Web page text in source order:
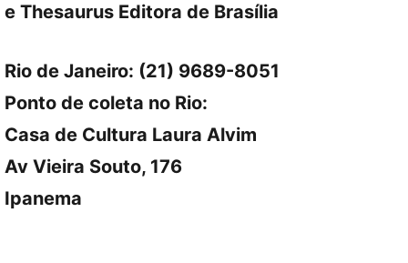
e Thesaurus Editora de Brasília
Rio de Janeiro: (21) 9689-8051
Ponto de coleta no Rio:
Casa de Cultura Laura Alvim
Av Vieira Souto, 176
Ipanema